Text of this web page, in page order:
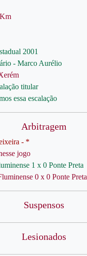
2001
- Marco Aurélio
titular
essa escalação
Arbitragem
- *
jogo
1 x 0 Ponte Preta
0 x 0 Ponte Preta
Suspensos
Lesionados